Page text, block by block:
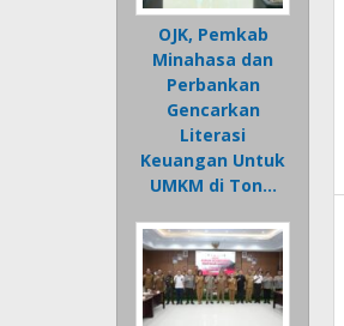
OJK, Pemkab
Minahasa dan
Perbankan
Gencarkan
Literasi
Keuangan Untuk
UMKM di Ton…